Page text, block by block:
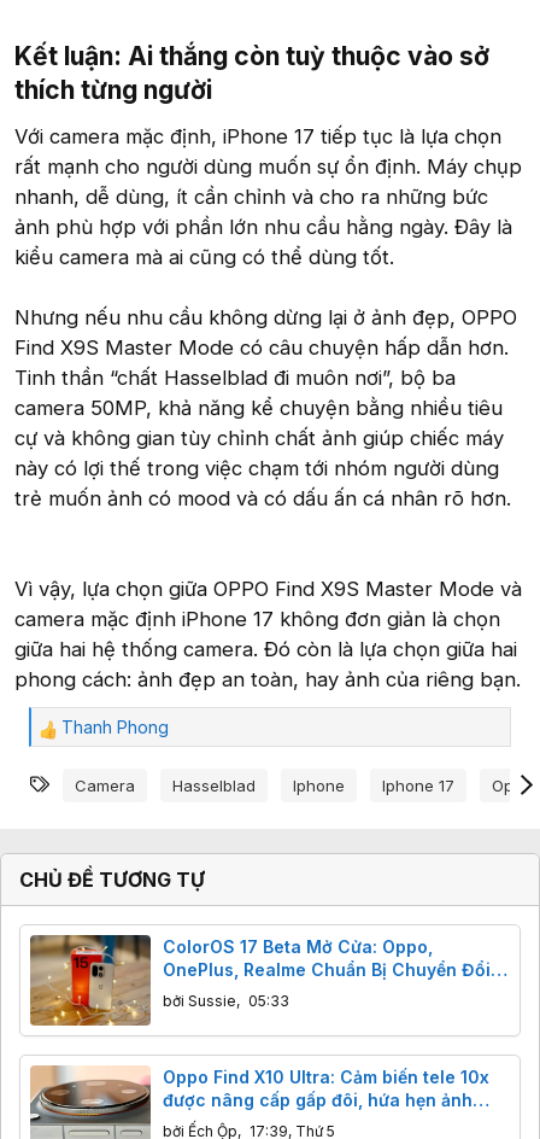
Kết luận: Ai thắng còn tuỳ thuộc vào sở
thích từng người​
Với camera mặc định, iPhone 17 tiếp tục là lựa chọn
rất mạnh cho người dùng muốn sự ổn định. Máy chụp
nhanh, dễ dùng, ít cần chỉnh và cho ra những bức
ảnh phù hợp với phần lớn nhu cầu hằng ngày. Đây là
kiểu camera mà ai cũng có thể dùng tốt.
Nhưng nếu nhu cầu không dừng lại ở ảnh đẹp, OPPO
Find X9S Master Mode có câu chuyện hấp dẫn hơn.
Tinh thần “chất Hasselblad đi muôn nơi”, bộ ba
camera 50MP, khả năng kể chuyện bằng nhiều tiêu
cự và không gian tùy chỉnh chất ảnh giúp chiếc máy
này có lợi thế trong việc chạm tới nhóm người dùng
trẻ muốn ảnh có mood và có dấu ấn cá nhân rõ hơn.
Vì vậy, lựa chọn giữa OPPO Find X9S Master Mode và
camera mặc định iPhone 17 không đơn giản là chọn
giữa hai hệ thống camera. Đó còn là lựa chọn giữa hai
phong cách: ảnh đẹp an toàn, hay ảnh của riêng bạn.
C
m
c
:
Thanh Phong
Từ khóa
Camera Hasselblad Iphone Iphone 17 Oppo
CHỦ ĐỀ TƯƠNG TỰ
ColorOS 17 Beta Mở Cửa: Oppo,
OnePlus, Realme Chuẩn Bị Chuyển Đổi
Nền Tảng
bởi Sussie, 05:33
Oppo Find X10 Ultra: Cảm biến tele 10x
được nâng cấp gấp đôi, hứa hẹn ảnh
đêm đột phá
bởi Ếch Ộp, 17:39, Thứ 5